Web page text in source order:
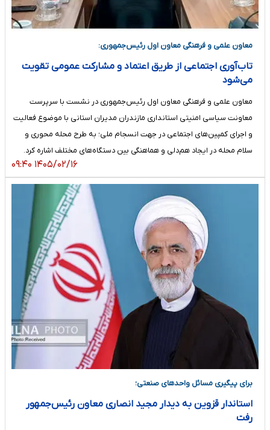
معاون علمی و فرهنگی معاون اول رئیس‌جمهوری:
تاب‌آوری اجتماعی از طریق اعتماد و مشارکت عمومی تقویت
می‌شود
معاون علمی و فرهنگی معاون اول رئیس‌جمهوری در نشست با سرپرست
معاونت سیاسی امنیتی استانداری مازندران مدیران استانی با موضوع فعالیت
و اجرای کمپین‌های اجتماعی در جهت انسجام ملی؛ به طرح محله محوری و
سلام محله در ایجاد هم‌دلی و هماهنگی بین دستگاه‌های مختلف اشاره کرد. ‎
۱۴۰۵/۰۲/۱۶ ۰۹:۴۰
برای پیگیری مسائل واحدهای صنعتی؛
استاندار قزوین به دیدار مجید انصاری معاون رئیس‌جمهور
رفت